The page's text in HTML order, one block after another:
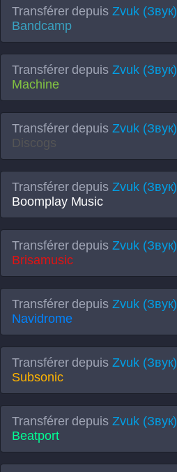
Transférer depuisZvuk (Звук)
Bandcamp
Transférer depuisZvuk (Звук)
Machine
Transférer depuisZvuk (Звук)
Discogs
Transférer depuisZvuk (Звук)
Boomplay Music
Transférer depuisZvuk (Звук)
Brisamusic
Transférer depuisZvuk (Звук)
Navidrome
Transférer depuisZvuk (Звук)
Subsonic
Transférer depuisZvuk (Звук)
Beatport